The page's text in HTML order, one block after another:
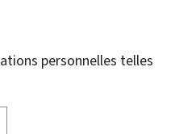
personnelles telles